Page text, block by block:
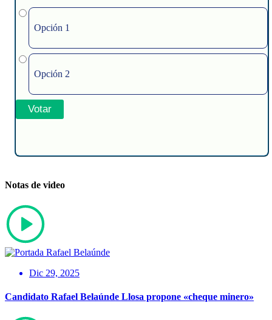
Opción 1
Opción 2
Notas de video
Dic 29, 2025
Candidato Rafael Belaúnde Llosa propone «cheque minero»